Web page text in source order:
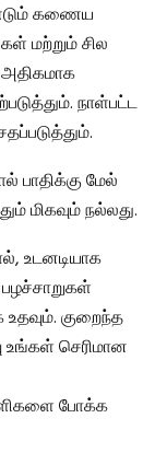
கணைய
மற்றும் சில
நாள்பட்ட
பாதிக்கு மேல்
மிகவும் நல்லது.
உடனடியாக
குறைந்த
உங்கள் செரிமான
போக்க